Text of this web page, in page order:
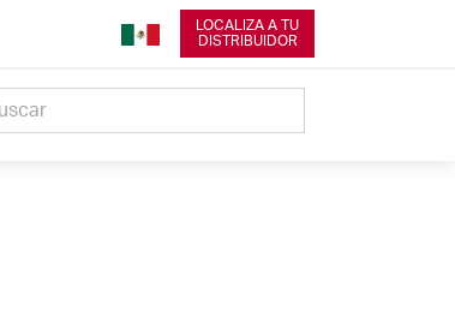
LOCALIZA A TU
DISTRIBUIDOR